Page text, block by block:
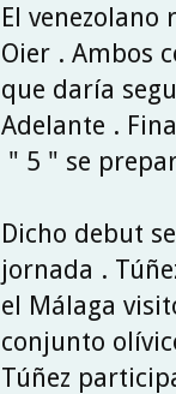
El
Oier . Ambos
que daría
Adelante .
" 5 " se
Dicho debut
jornada .
el Málaga
conjunto
Túñez